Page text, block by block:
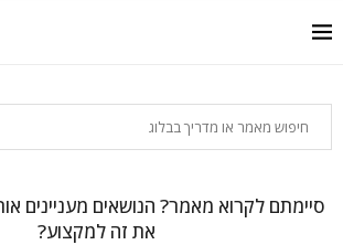
סיימתם לקרוא מאמר? הנושאים מעניינים
את זה למקצוע?